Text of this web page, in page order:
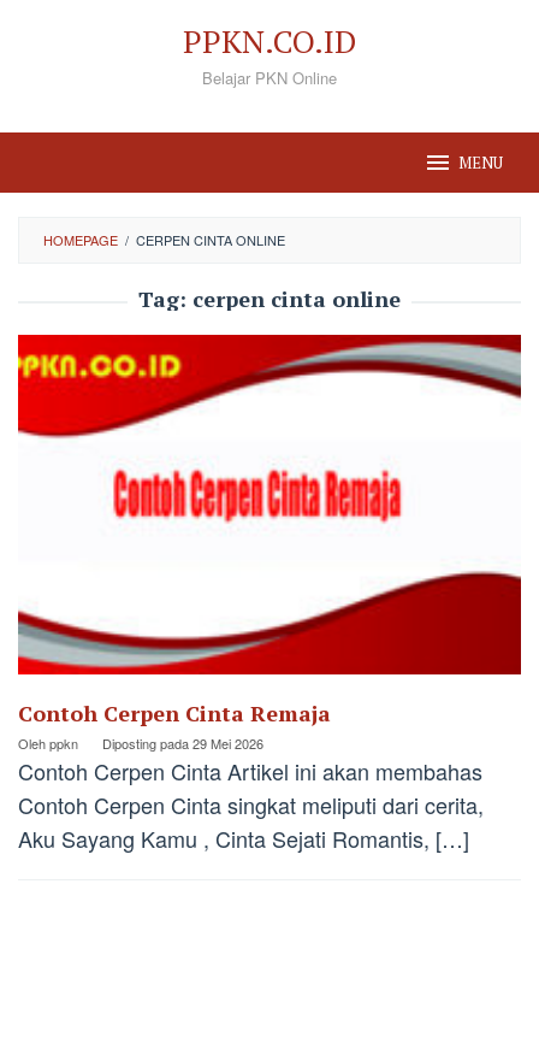
PPKN.CO.ID
Belajar PKN Online
MENU
HOMEPAGE / CERPEN CINTA ONLINE
Tag: cerpen cinta online
Contoh Cerpen Cinta Remaja
Olehppkn Diposting pada29 Mei 2026
Contoh Cerpen Cinta Artikel ini akan membahas
Contoh Cerpen Cinta singkat meliputi dari cerita,
Aku Sayang Kamu , Cinta Sejati Romantis, […]